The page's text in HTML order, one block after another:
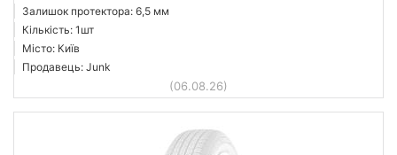
Залишок протектора: 6,5 мм
Кількість: 1шт
Місто: Київ
Продавець: Junk
(06.08.26)